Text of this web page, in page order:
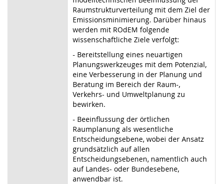
Raumstrukturverteilung mit dem Ziel der
Emissionsminimierung. Darüber hinaus
werden mit ROdEM folgende
wissenschaftliche Ziele verfolgt:
- Bereitstellung eines neuartigen
Planungswerkzeuges mit dem Potenzial,
eine Verbesserung in der Planung und
Beratung im Bereich der Raum-,
Verkehrs- und Umweltplanung zu
bewirken.
- Beeinflussung der örtlichen
Raumplanung als wesentliche
Entscheidungsebene, wobei der Ansatz
grundsätzlich auf allen
Entscheidungsebenen, namentlich auch
auf Landes- oder Bundesebene,
anwendbar ist.